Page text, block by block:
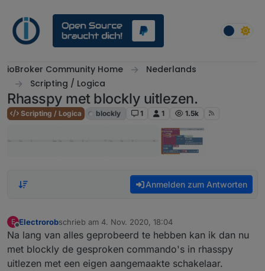
ioBroker Community Home
Nederlands
Scripting / Logica
Rhasspy met blockly uitlezen.
Scripting / Logica blockly 1 1 1.5k
Anmelden zum Antworten
E
Offline
Electrorobschrieb am 4. Nov. 2020, 18:04
zuletzt editiert von
Na lang van alles geprobeerd te hebben kan ik dan nu
met blockly de gesproken commando's in rhasspy
uitlezen met een eigen aangemaakte schakelaar.